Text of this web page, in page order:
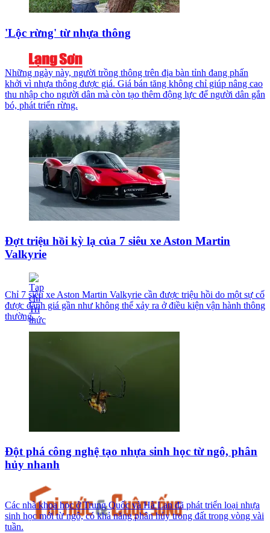
'Lộc rừng' từ nhựa thông
Những ngày này, người trồng thông trên địa bàn tỉnh đang phấn
khởi vì nhựa thông được giá. Giá bán tăng không chỉ giúp nâng cao
thu nhập cho người dân mà còn tạo thêm động lực để người dân gắn
bó, phát triển rừng.
Đợt triệu hồi kỳ lạ của 7 siêu xe Aston Martin
Valkyrie
Chỉ 7 siêu xe Aston Martin Valkyrie cần được triệu hồi do một sự cố
được đánh giá gần như không thể xảy ra ở điều kiện vận hành thông
thường.
Đột phá công nghệ tạo nhựa sinh học từ ngô, phân
hủy nhanh
Các nhà khoa học ở Trung Quốc và Hà Lan đã phát triển loại nhựa
sinh học mới từ ngô, có khả năng phân hủy trong đất trong vòng vài
tuần.